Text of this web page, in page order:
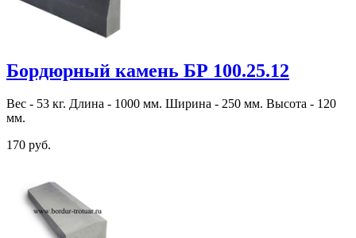
Бордюрный камень БР 100.25.12
Вес - 53 кг. Длина - 1000 мм. Ширина - 250 мм. Высота - 120
мм.
170 руб.